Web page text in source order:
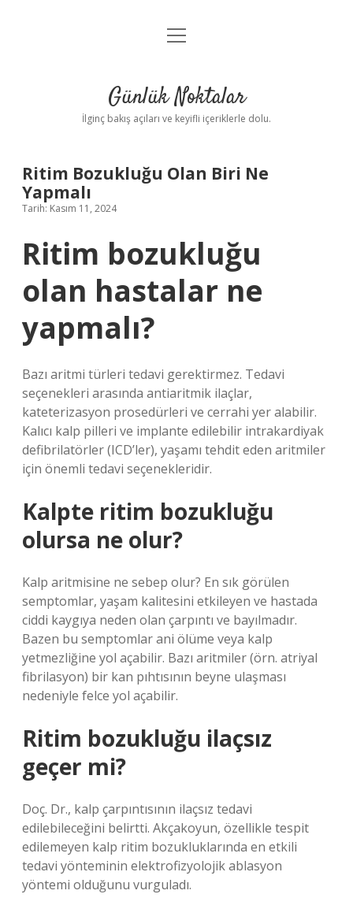
Anasayfa
Yasal Uyarı
menüyü
Günlük Noktalar
İlginç bakış açıları ve keyifli içeriklerle dolu.
Ritim Bozukluğu Olan Biri Ne
Yapmalı
Tarih: Kasım 11, 2024
Ritim bozukluğu
olan hastalar ne
yapmalı?
Bazı aritmi türleri tedavi gerektirmez. Tedavi
seçenekleri arasında antiaritmik ilaçlar,
kateterizasyon prosedürleri ve cerrahi yer alabilir.
Kalıcı kalp pilleri ve implante edilebilir intrakardiyak
defibrilatörler (ICD’ler), yaşamı tehdit eden aritmiler
için önemli tedavi seçenekleridir.
Kalpte ritim bozukluğu
olursa ne olur?
Kalp aritmisine ne sebep olur? En sık görülen
semptomlar, yaşam kalitesini etkileyen ve hastada
ciddi kaygıya neden olan çarpıntı ve bayılmadır.
Bazen bu semptomlar ani ölüme veya kalp
yetmezliğine yol açabilir. Bazı aritmiler (örn. atriyal
fibrilasyon) bir kan pıhtısının beyne ulaşması
nedeniyle felce yol açabilir.
Ritim bozukluğu ilaçsız
geçer mi?
Doç. Dr., kalp çarpıntısının ilaçsız tedavi
edilebileceğini belirtti. Akçakoyun, özellikle tespit
edilemeyen kalp ritim bozukluklarında en etkili
tedavi yönteminin elektrofizyolojik ablasyon
yöntemi olduğunu vurguladı.